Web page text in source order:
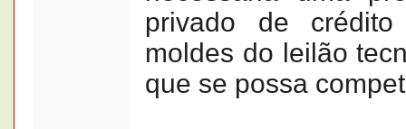
privado de
moldes do leilão
que se possa